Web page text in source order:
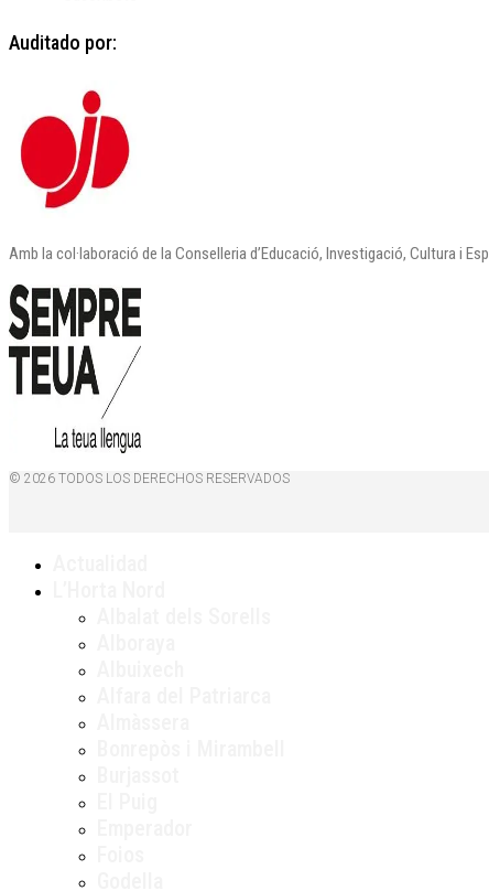
Auditado por:
Amb la col·laboració de la Conselleria d’Educació, Investigació, Cultura i
© 2026 TODOS LOS DERECHOS RESERVADOS